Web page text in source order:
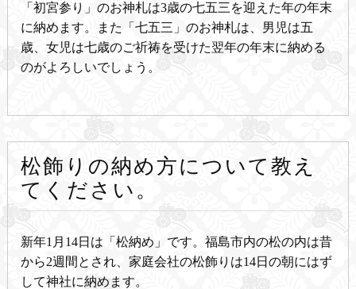
「初宮参り」のお神札は3歳の七五三を迎えた年の年末
に納めます。また「七五三」のお神札は、男児は五
歳、女児は七歳のご祈祷を受けた翌年の年末に納める
のがよろしいでしょう。
松飾りの納め方について教え
てください。
新年1月14日は「松納め」です。福島市内の松の内は昔
から2週間とされ、家庭会社の松飾りは14日の朝にはず
して神社に納めます。